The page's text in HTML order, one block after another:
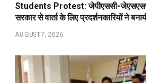
Students Protest: जेपीएससी-जेएसएससी
सरकार से वार्ता के लिए प्रदर्शनकारियों ने
AUGUST 7, 2026